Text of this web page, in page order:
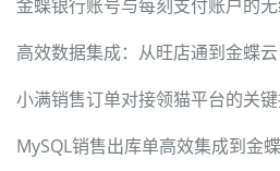
金蝶银行账号与每刻支付账户的
高效数据集成：从旺店通到金蝶云
小满销售订单对接领猫平台的关
MySQL销售出库单高效集成到金